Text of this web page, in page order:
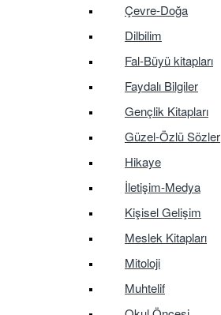
Çevre-Doğa
Dilbilim
Fal-Büyü kitapları
Faydalı Bilgiler
Gençlik Kitapları
Güzel-Özlü Sözler
Hikaye
İletişim-Medya
Kişisel Gelişim
Meslek Kitapları
Mitoloji
Muhtelif